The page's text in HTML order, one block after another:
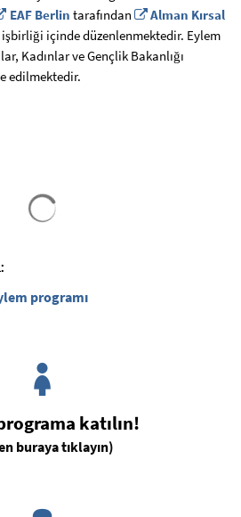
EAF Berlin tarafından
Alman Kırsal
içinde düzenlenmektedir. Eylem
Kadınlar ve Gençlik Bakanlığı
edilmektedir.
programı
katılın!
buraya tıklayın)